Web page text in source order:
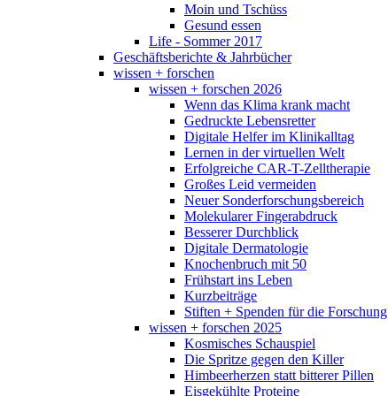
Moin und Tschüss
Gesund essen
Life - Sommer 2017
Geschäftsberichte & Jahrbücher
wissen + forschen
wissen + forschen 2026
Wenn das Klima krank macht
Gedruckte Lebensretter
Digitale Helfer im Klinikalltag
Lernen in der virtuellen Welt
Erfolgreiche CAR-T-Zelltherapie
Großes Leid vermeiden
Neuer Sonderforschungsbereich
Molekularer Fingerabdruck
Besserer Durchblick
Digitale Dermatologie
Knochenbruch mit 50
Frühstart ins Leben
Kurzbeiträge
Stiften + Spenden für die Forschung
wissen + forschen 2025
Kosmisches Schauspiel
Die Spritze gegen den Killer
Himbeerherzen statt bitterer Pillen
Eisgekühlte Proteine